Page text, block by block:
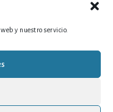
y nuestro servicio.